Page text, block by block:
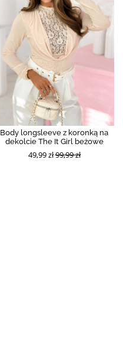
Body longsleeve z koronką na
dekolcie The It Girl beżowe
49,99 zł99,99 zł